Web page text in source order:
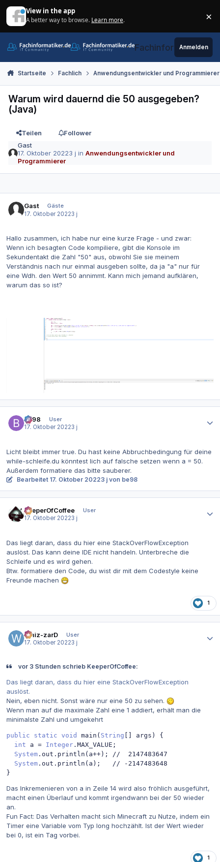
View in the app
A better way to browse. Learn more. ×
Fachinformatiker.de
Anmelden
Startseite Fachlich Anwendungsentwickler und Programmierer
Warum wird dauernd die 50 ausgegeben?
(Java)
Teilen
Follower
Gast
17. Oktober 20223 j inAnwendungsentwickler und
Programmierer
Gast
Gäste
17. Oktober 20223 j
Hallo zusammen, ich habe nur eine kurze Frage - und zwar:
Wenn ich besagten Code kompiliere, gibt die Konsole im
Sekundentakt die Zahl "50" aus, obwohl Sie sie meinem
Verständnis nach nur einmal ausgeben sollte, da ja "a" nur für
eine Wdh. den Wert 50 annimmt. Kann mich jemand aufklären,
warum das so ist?
be98
User
17. Oktober 20223 j
Licht bleibt immer true. Du hast keine Abbruchbedingung für deine
while-schleife.du könntest lich auf falsche setzen wenn a = 50.
Außerdem formatiere das bitte sauberer.
Bearbeitet 17. Oktober 20223 j von be98
KeeperOfCoffee
User
17. Oktober 20223 j
Das liegt daran, dass du hier eine StackOverFlowException
auslöst. Das kann deine IDE nicht handeln. Unterbreche die
Schleife und es wird gehen.
Btw. formatiere den Code, du wist dir mit dem Codestyle keine
Freunde machen
1
Whiz-zarD
User
17. Oktober 20223 j
vor 3 Stunden schrieb KeeperOfCoffee:
Das liegt daran, dass du hier eine StackOverFlowException
auslöst.
Nein, eben nicht. Sonst wäre nur eine 50 zu sehen.
Wenn man auf die maximale Zahl eine 1 addiert, erhält man die
minimalste Zahl und umgekehrt
public static void main ( String args )
{
int a = Integer . MAX_VALUE ;
System . out . println ( a++);
//  2147483647
System . out . println ( a );
// -2147483648
}
Das Inkremenieren von a in Zeile 14 wird also fröhlich ausgeführt,
macht einen Überlauf und kommt irgendwann bei der 50 wieder
an.
Fun Fact: Das Verhalten macht sich Minecraft zu Nutze, indem ein
Timer eine Variable vom Typ long hochzählt. Ist der Wert wieder
bei 0, ist ein Tag vorbei.
1